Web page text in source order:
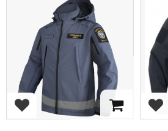
Lägg till i favoriter